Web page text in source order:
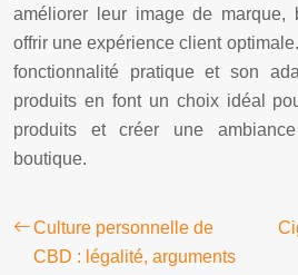
améliorer leur image de marque,
offrir une expérience client
fonctionnalité pratique et son
produits en font un choix idéal
produits et créer une
boutique.
Culture personnelle de
CBD : légalité, arguments